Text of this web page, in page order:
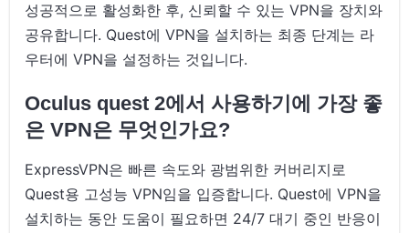
성공적으로 활성화한 후, 신뢰할 수 있는 VPN을 장치와
공유합니다. Quest에 VPN을 설치하는 최종 단계는 라
우터에 VPN을 설정하는 것입니다.
Oculus quest 2에서 사용하기에 가장 좋
은 VPN은 무엇인가요?
ExpressVPN은 빠른 속도와 광범위한 커버리지로
Quest용 고성능 VPN임을 입증합니다. Quest에 VPN을
설치하는 동안 도움이 필요하면 24/7 대기 중인 반응이